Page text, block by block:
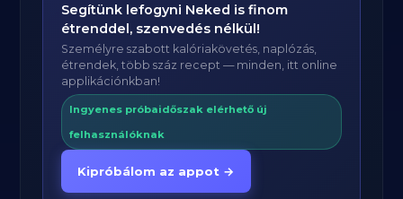
Segítünk lefogyni Neked is finom
étrenddel, szenvedés nélkül!
Személyre szabott kalóriakövetés, naplózás,
étrendek, több száz recept — minden, itt online
applikációnkban!
Ingyenes próbaidőszak elérhető új
felhasználóknak
Kipróbálom az appot →